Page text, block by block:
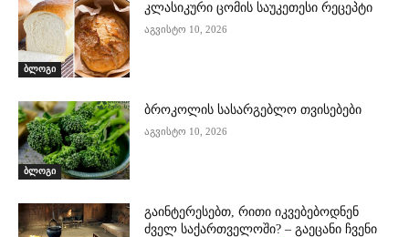
ბლოგი
კლასიკური ცომის საუკეთესი რეცეპტი
აგვისტო 10, 2026
ბლოგი
ბროკოლის სასარგებლო თვისებები
აგვისტო 10, 2026
გაინტერესებთ, რითი იკვებებოდნენ
ძველ საქართველოში? – გაეცანი ჩვენი